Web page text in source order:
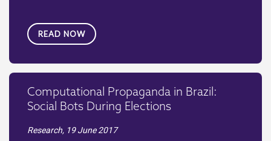
READ NOW
Computational Propaganda in Brazil:
Social Bots During Elections
Research, 19 June 2017